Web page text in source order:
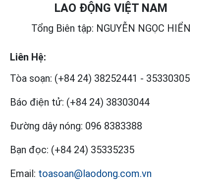
LAO ĐỘNG VIỆT NAM
Tổng Biên tập: NGUYỄN NGỌC HIỂN
Liên Hệ:
Tòa soạn: (+84 24) 38252441 - 35330305
Báo điện tử: (+84 24) 38303044
Đường dây nóng: 096 8383388
Bạn đọc: (+84 24) 35335235
Email: toasoan@laodong.com.vn